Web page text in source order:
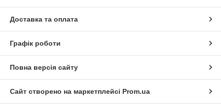
Доставка та оплата
Графік роботи
Повна версія сайту
Сайт створено на маркетплейсі Prom.ua